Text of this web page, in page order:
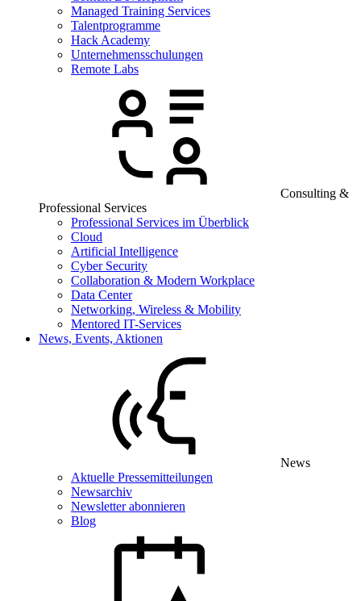
Managed Training Services
Talentprogramme
Hack Academy
Unternehmensschulungen
Remote Labs
Consulting &
Professional Services
Professional Services im Überblick
Cloud
Artificial Intelligence
Cyber Security
Collaboration & Modern Workplace
Data Center
Networking, Wireless & Mobility
Mentored IT-Services
News, Events, Aktionen
News
Aktuelle Pressemitteilungen
Newsarchiv
Newsletter abonnieren
Blog